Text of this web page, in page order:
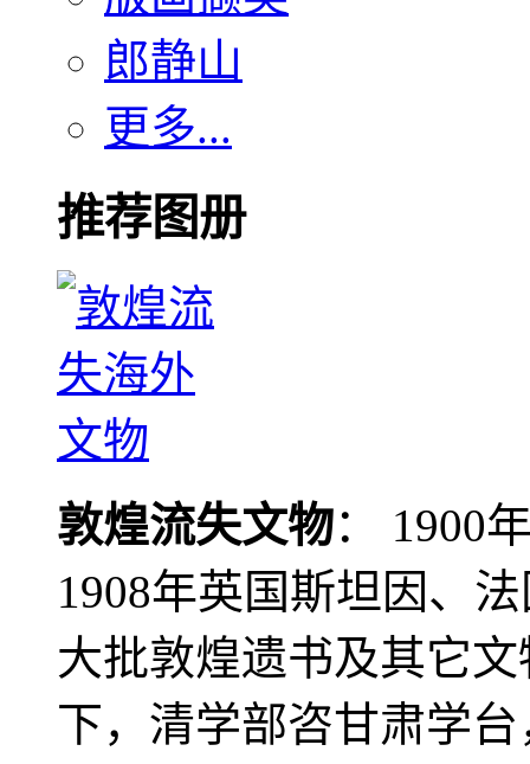
郎静山
更多...
推荐图册
敦煌流失文物： 1900
1908年英国斯坦因、
大批敦煌遗书及其它
下，清学部咨甘肃学